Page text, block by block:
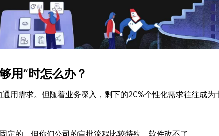
用”时怎么办？
用需求。但随着业务深入，剩下的20%个性化需求往往成为
定的，但你们公司的审批流程比较特殊，软件改不了。